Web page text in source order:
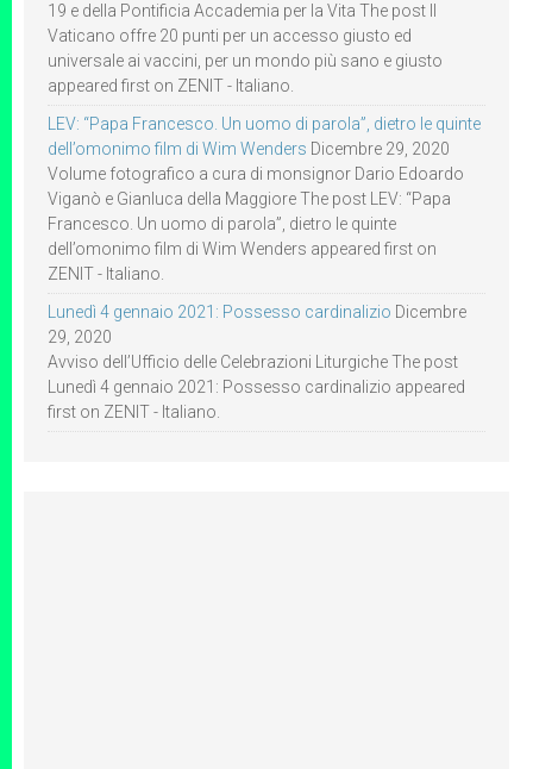
19 e della Pontificia Accademia per la Vita The post Il
Vaticano offre 20 punti per un accesso giusto ed
universale ai vaccini, per un mondo più sano e giusto
appeared first on ZENIT - Italiano.
LEV: “Papa Francesco. Un uomo di parola”, dietro le quinte
dell’omonimo film di Wim Wenders Dicembre 29, 2020
Volume fotografico a cura di monsignor Dario Edoardo
Viganò e Gianluca della Maggiore The post LEV: “Papa
Francesco. Un uomo di parola”, dietro le quinte
dell’omonimo film di Wim Wenders appeared first on
ZENIT - Italiano.
Lunedì 4 gennaio 2021: Possesso cardinalizio Dicembre
29, 2020
Avviso dell’Ufficio delle Celebrazioni Liturgiche The post
Lunedì 4 gennaio 2021: Possesso cardinalizio appeared
first on ZENIT - Italiano.